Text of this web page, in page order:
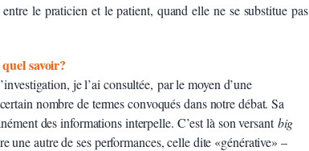
le praticien et le patient, quand elle ne se substitue pas
savoir?
je l’ai consultée, par le moyen d’une
nombre de termes convoqués dans notre débat. Sa
des informations interpelle. C’est là son versantbig
une autre de ses performances, celle dite «générative» –